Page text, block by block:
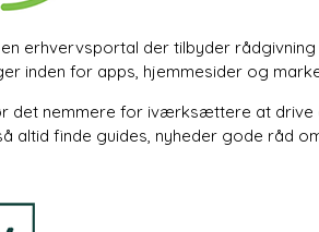
erhvervsportal der tilbyder
inden for apps, hjemmesider og
det nemmere for iværksættere at drive
altid finde guides, nyheder gode råd